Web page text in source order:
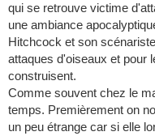
qui se retrouve victime
une ambiance
Hitchcock et son
attaques d'oiseaux et pour
construisent.
Comme souvent chez le
temps. Premièrement on
un peu étrange car si elle